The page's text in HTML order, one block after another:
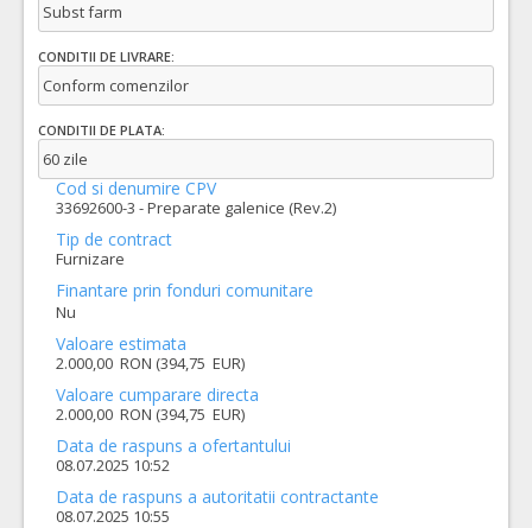
Subst farm
CONDITII DE LIVRARE:
Conform comenzilor
CONDITII DE PLATA:
60 zile
Cod si denumire CPV
33692600-3 - Preparate galenice (Rev.2)
Tip de contract
Furnizare
Finantare prin fonduri comunitare
Nu
Valoare estimata
2.000,00 RON (394,75 EUR)
Valoare cumparare directa
2.000,00 RON (394,75 EUR)
Data de raspuns a ofertantului
08.07.2025 10:52
Data de raspuns a autoritatii contractante
08.07.2025 10:55